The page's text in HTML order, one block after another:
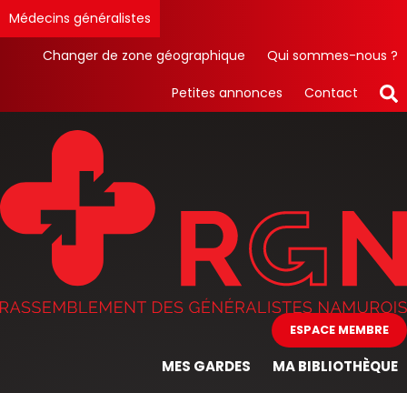
Médecins généralistes
Changer de zone géographique Qui sommes-nous ?
Petites annonces Contact
ESPACE MEMBRE
MES GARDES
MA BIBLIOTHÈQUE